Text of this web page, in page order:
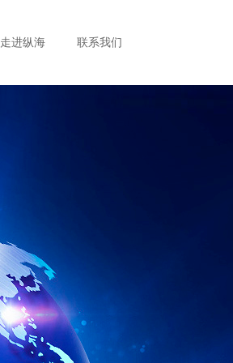
走进纵海 联系我们